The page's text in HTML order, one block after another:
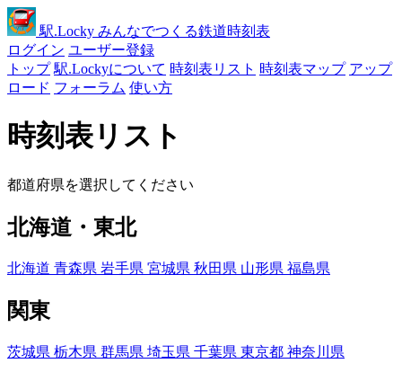
駅.Locky みんなでつくる鉄道時刻表
ログイン ユーザー登録
トップ 駅.Lockyについて 時刻表リスト 時刻表マップ アップ
ロード フォーラム 使い方
時刻表リスト
都道府県を選択してください
北海道・東北
北海道 青森県 岩手県 宮城県 秋田県 山形県 福島県
関東
茨城県 栃木県 群馬県 埼玉県 千葉県 東京都 神奈川県